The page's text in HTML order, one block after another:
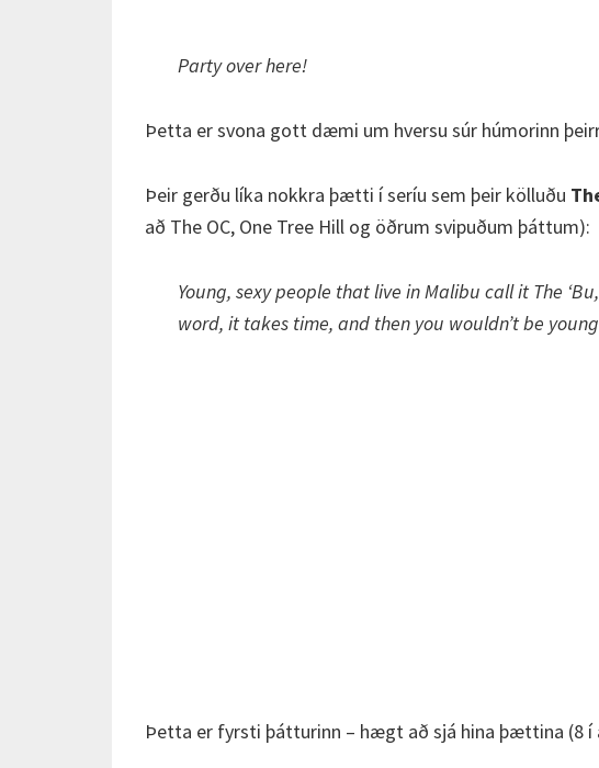
Party over here!
Þetta er svona gott dæmi um hversu súr húmorinn
Þeir gerðu líka nokkra þætti í seríu sem þeir kölluðu
að The OC, One Tree Hill og öðrum svipuðum þáttum):
Young, sexy people that live in Malibu call it The
word, it takes time, and then you wouldn’t be
Þetta er fyrsti þátturinn – hægt að sjá hina þættina (8 í